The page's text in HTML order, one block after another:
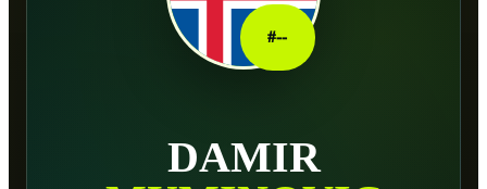
#--
DAMIR